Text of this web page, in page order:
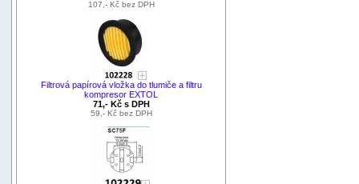
107,- Kč bez DPH
Filtrová papírová vložka do tlumiče a filtru
kompresor EXTOL
71,- Kč s DPH
59,- Kč bez DPH